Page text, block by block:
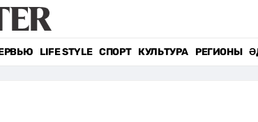
LIFE STYLE СПОРТ КУЛЬТУРА РЕГИОНЫ